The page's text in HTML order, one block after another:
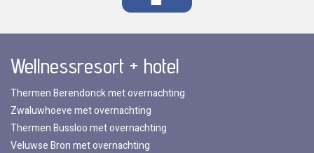
Wellnessresort + hotel
Thermen Berendonck met overnachting
Zwaluwhoeve met overnachting
Thermen Bussloo met overnachting
Veluwse Bron met overnachting